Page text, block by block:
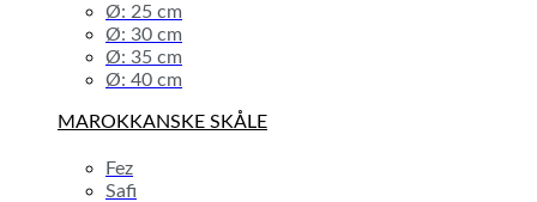
Ø: 25 cm
Ø: 30 cm
Ø: 35 cm
Ø: 40 cm
MAROKKANSKE SKÅLE
Fez
Safi